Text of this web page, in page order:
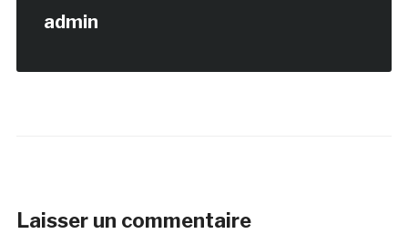
admin
Laisser un commentaire